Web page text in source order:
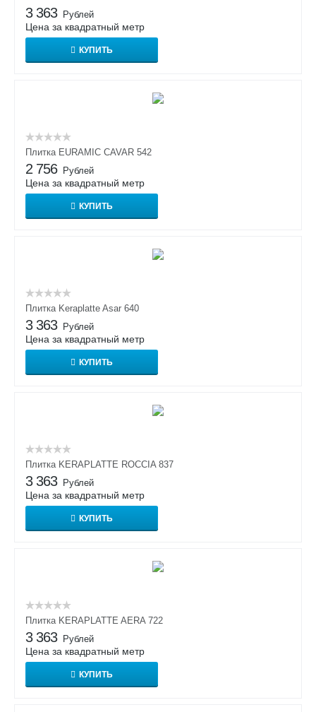
3 363 Рублей
Цена за квадратный метр
КУПИТЬ
Плитка EURAMIC CAVAR 542
2 756 Рублей
Цена за квадратный метр
КУПИТЬ
Плитка Keraplatte Asar 640
3 363 Рублей
Цена за квадратный метр
КУПИТЬ
Плитка KERAPLATTE ROCCIA 837
3 363 Рублей
Цена за квадратный метр
КУПИТЬ
Плитка KERAPLATTE AERA 722
3 363 Рублей
Цена за квадратный метр
КУПИТЬ